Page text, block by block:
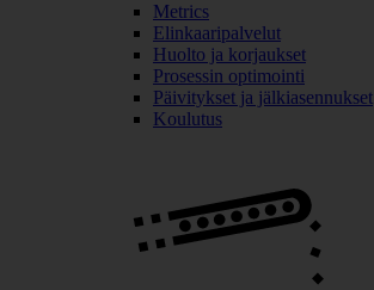
Metrics
Elinkaaripalvelut
Huolto ja korjaukset
Prosessin optimointi
Päivitykset ja jälkiasennukset
Koulutus